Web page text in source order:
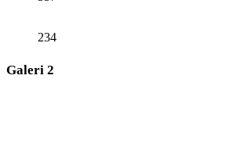
234
Galeri 2